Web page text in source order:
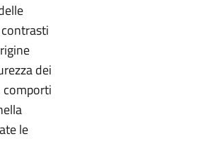
dei
comporti
le